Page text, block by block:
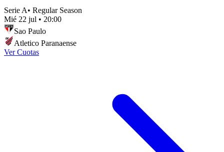
Serie A• Regular Season
Mié 22 jul • 20:00
Sao Paulo
Atletico Paranaense
Ver Cuotas